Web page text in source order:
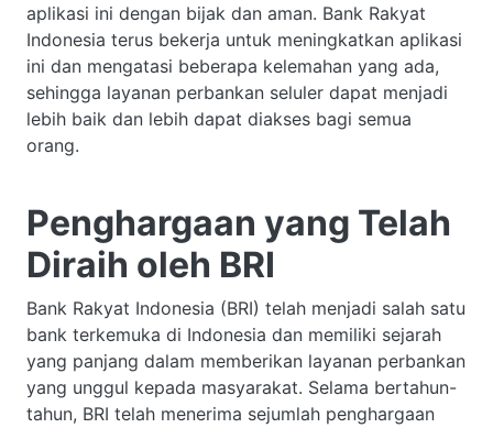
aplikasi ini dengan bijak dan aman. Bank Rakyat
Indonesia terus bekerja untuk meningkatkan aplikasi
ini dan mengatasi beberapa kelemahan yang ada,
sehingga layanan perbankan seluler dapat menjadi
lebih baik dan lebih dapat diakses bagi semua
orang.
Penghargaan yang Telah
Diraih oleh BRI
Bank Rakyat Indonesia (BRI) telah menjadi salah satu
bank terkemuka di Indonesia dan memiliki sejarah
yang panjang dalam memberikan layanan perbankan
yang unggul kepada masyarakat. Selama bertahun-
tahun, BRI telah menerima sejumlah penghargaan